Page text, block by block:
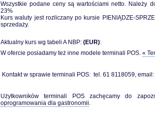
Wszystkie podane ceny są wartościami netto. Należy
23%
Kurs waluty jest rozliczany po kursie PIENIĄDZE-
sprzedaży.
Aktualny kurs wg tabeli A NBP: (EUR):
W ofercie posiadamy też inne modele terminali POS. «
Kontakt w sprawie terminali POS: tel. 61 8118059, email:
Użytkowników terminali POS zachęcamy do
oprogramowania dla gastronomii.